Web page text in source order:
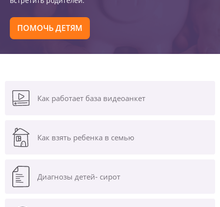
ПОМОЧЬ ДЕТЯМ
Как работает база видеоанкет
Как взять ребенка в семью
Диагнозы детей- сирот